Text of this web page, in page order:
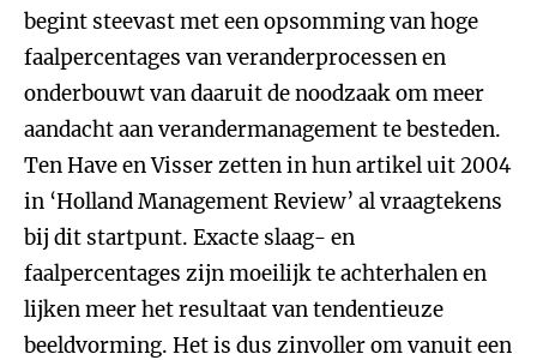
begint steevast met een opsomming van hoge
faalpercentages van veranderprocessen en
onderbouwt van daaruit de noodzaak om meer
aandacht aan verandermanagement te besteden.
Ten Have en Visser zetten in hun artikel uit 2004
in ‘Holland Management Review’ al vraagtekens
bij dit startpunt. Exacte slaag- en
faalpercentages zijn moeilijk te achterhalen en
lijken meer het resultaat van tendentieuze
beeldvorming. Het is dus zinvoller om vanuit een